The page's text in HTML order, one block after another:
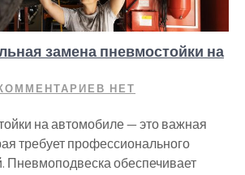
замена пневмостойки на
НЕТ
на автомобиле — это важная
требует профессионального
Пневмоподвеска обеспечивает